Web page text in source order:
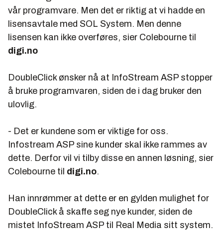
vår programvare. Men det er riktig at vi hadde en
lisensavtale med SOL System. Men denne
lisensen kan ikke overføres, sier Colebourne til
digi.no
DoubleClick ønsker nå at InfoStream ASP stopper
å bruke programvaren, siden de i dag bruker den
ulovlig.
- Det er kundene som er viktige for oss.
Infostream ASP sine kunder skal ikke rammes av
dette. Derfor vil vi tilby disse en annen løsning, sier
Colebourne til digi.no.
Han innrømmer at dette er en gylden mulighet for
DoubleClick å skaffe seg nye kunder, siden de
mistet InfoStream ASP til Real Media sitt system.